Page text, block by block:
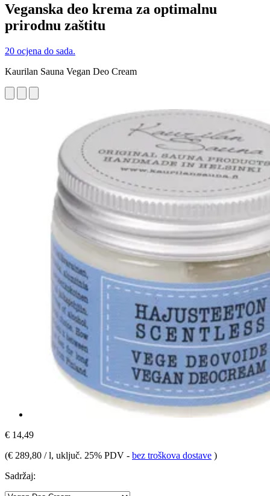
Veganska deo krema za optimalnu
prirodnu zaštitu
20 ocjena do sada.
Kaurilan Sauna Vegan Deo Cream
€ 14,49
(€ 289,80 / l, uključ. 25% PDV - bez troškova dostave )
Sadržaj: